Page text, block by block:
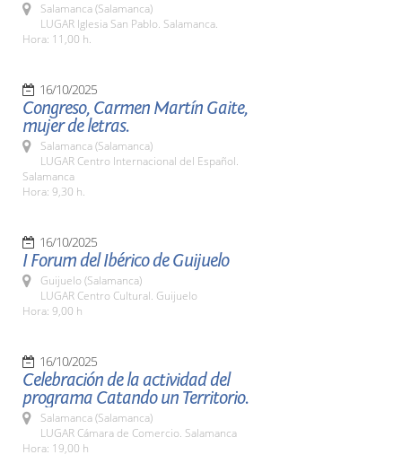
Salamanca (Salamanca)
LUGAR Iglesia San Pablo. Salamanca.
Hora: 11,00 h.
16/10/2025
Congreso, Carmen Martín Gaite,
mujer de letras.
Salamanca (Salamanca)
LUGAR Centro Internacional del Español.
Salamanca
Hora: 9,30 h.
16/10/2025
I Forum del Ibérico de Guijuelo
Guijuelo (Salamanca)
LUGAR Centro Cultural. Guijuelo
Hora: 9,00 h
16/10/2025
Celebración de la actividad del
programa Catando un Territorio.
Salamanca (Salamanca)
LUGAR Cámara de Comercio. Salamanca
Hora: 19,00 h